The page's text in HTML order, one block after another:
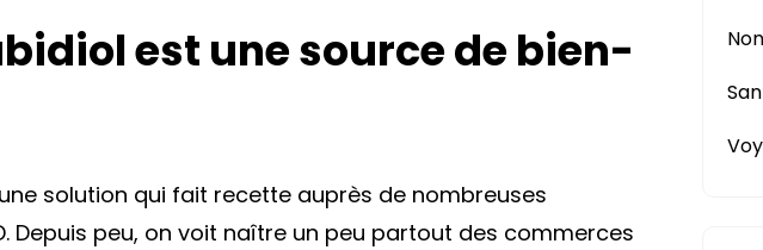
est une source de bien-
solution qui fait recette auprès de nombreuses
Depuis peu, on voit naître un peu partout des commerces